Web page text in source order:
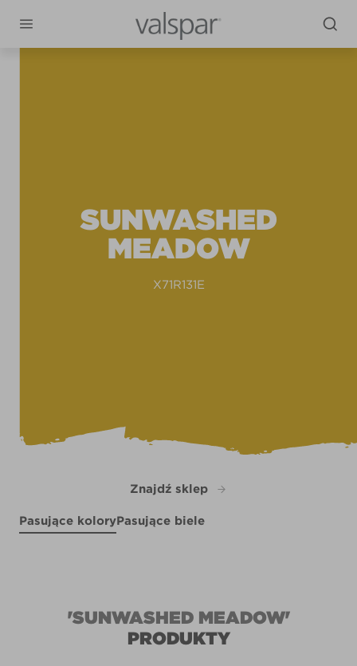
SUNWASHED
MEADOW
X71R131E
Znajdź sklep
Pasujące koloryPasujące biele
'SUNWASHED MEADOW'
PRODUKTY